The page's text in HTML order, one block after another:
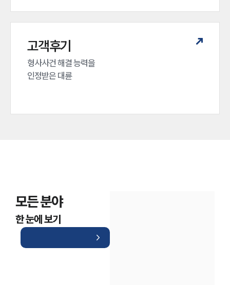
고객후기
형사사건 해결 능력을
인정받은 대륜
모든 분야
한 눈에 보기